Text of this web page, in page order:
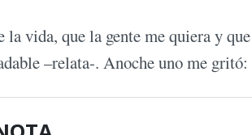
la vida, que la gente me quiera y
–relata-. Anoche uno me